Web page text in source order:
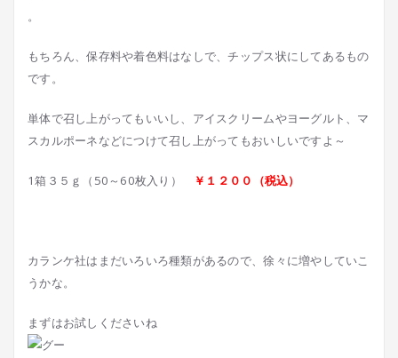
。
もちろん、保存料や着色料はなしで、チップス状にしてあるもの
です。
単体で召し上がってもいいし、アイスクリームやヨーグルト、マ
スカルポーネなどにつけて召し上がってもおいしいですよ～
1箱３５ｇ（50～60枚入り） ￥１２００（税込）
カランケ社はまだいろいろ種類があるので、徐々に増やしていこ
うかな。
まずはお試しくださいね